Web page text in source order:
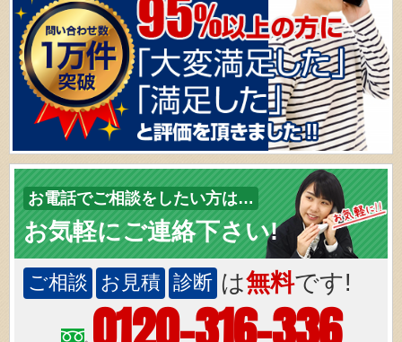
お電話でご相談をしたい方は…
お気軽にご連絡下さい!
ご相談 お見積 診断 は無料です!